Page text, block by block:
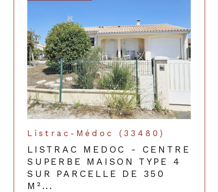
Listrac-Médoc (33480)
LISTRAC MEDOC - CENTRE
SUPERBE MAISON TYPE 4
SUR PARCELLE DE 350
M²...